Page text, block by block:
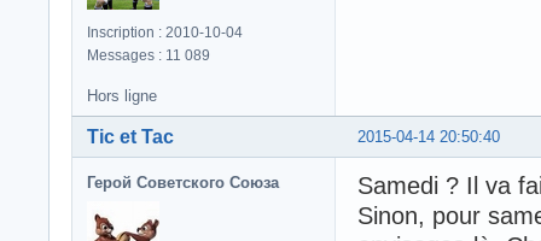
Inscription : 2010-10-04
Messages : 11 089
Hors ligne
2015-04-14 20:50:40
Tic et Tac
Герой Советского Союза
Samedi ? Il va
Sinon, pour